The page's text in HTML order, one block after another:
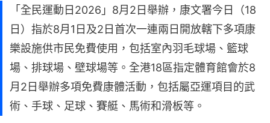
「全民運動日2026」8月2日舉辦，康文署今日（18
日）指於8月1日及2日首次一連兩日開放轄下多項康
樂設施供市民免費使用，包括室內羽毛球場、籃球
場、排球場、壁球場等。全港18區指定體育館會於8
月2日舉辦多項免費康體活動，包括屬亞運項目的武
術、手球、足球、賽艇、馬術和滑板等。